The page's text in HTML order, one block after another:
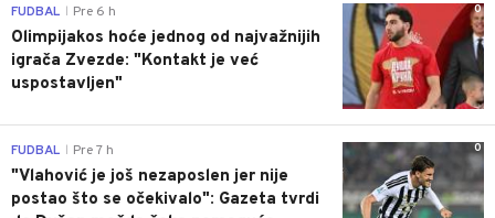
0
FUDBAL Pre 6 h
Olimpijakos hoće jednog od najvažnijih
igrača Zvezde: "Kontakt je već
uspostavljen"
0
FUDBAL Pre 7 h
"Vlahović je još nezaposlen jer nije
postao što se očekivalo": Gazeta tvrdi